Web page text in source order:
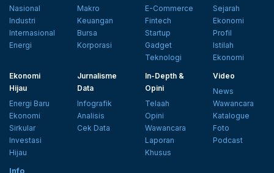
Nasional
Industri
Internasional
Energi
Makro
Keuangan
Bursa
Korporasi
E-Commerce
Fintech
Startup
Gadget
Teknologi
Sejarah
Ekonomi
Profil
Istilah
Ekonomi
Ekonomi
Hijau
Energi Baru
Ekonomi
Sirkular
Investasi
Hijau
Jurnalisme
Data
Infografik
Analisis
Cek Data
In-Depth &
Opini
Telaah
Opini
Wawancara
Laporan
Khusus
Video
News
Wawancara
Katalogue
Foto
Podcast
Info